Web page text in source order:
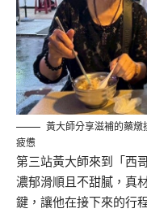
黃大師分享滋補的藥
疲憊
第三站黃大師來到「西
濃郁滑順且不甜膩，真
鍵，讓他在接下來的行